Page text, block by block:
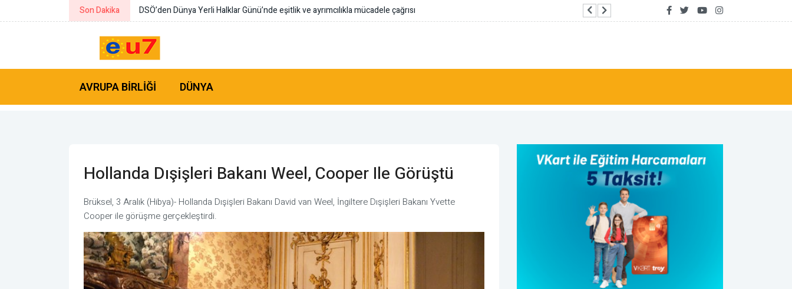
Son Dakika Katar’dan Suudi Arabistan’a destek Diaz-Canel, Kemal Okuyan ile görüştü
AVRUPA BIRLIĞI DÜNYA
Hollanda Dışişleri Bakanı Weel, Cooper Ile Görüştü
Brüksel, 3 Aralık (Hibya)- Hollanda Dışişleri Bakanı David van Weel, İngiltere Dışişleri Bakanı Yvette
Cooper ile görüşme gerçekleştirdi.